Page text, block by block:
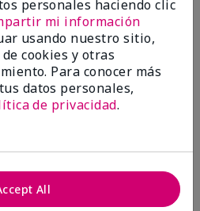
personales haciendo clic
mi información
usando nuestro sitio,
cookies y otras
Para conocer más
datos personales,
de privacidad.
All